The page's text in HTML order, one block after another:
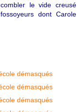
le vide creusé
dont Carole